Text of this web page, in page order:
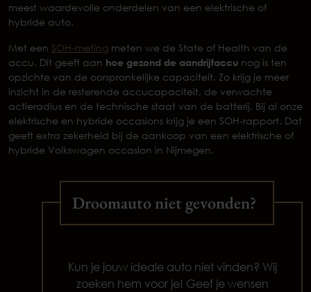
meest waardevolle onderdelen van een elektrische of
hybride auto.
Met een SOH-meting meten we de State of Health van de
accu. Dit geeft aan hoe gezond de aandrijfaccu nog is ten
opzichte van de oorspronkelijke capaciteit. Zo krijg je meer
inzicht in de resterende accucapaciteit, de verwachte
actieradius en de technische staat van de batterij. Bij al onze
elektrische en hybride occasions krijg je een SOH-rapport. Dat
geeft extra zekerheid bij de aankoop van een elektrische of
hybride Volkswagen occasion in Nijmegen.
Droomauto niet gevonden?
Kun je jouw ideale auto niet vinden? Wij
zoeken hem voor je! Geef je wensen